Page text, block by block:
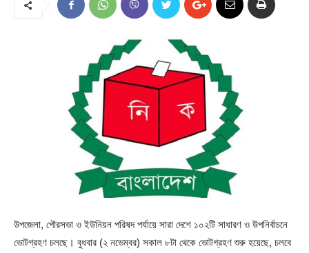
উপজেলা, পৌরসভা ও ইউনিয়ন পরিষদ পর্যায়ে সারা দেশে ১০২টি সাধারণ ও উপনির্বাচনে
ভোটগ্রহণ চলছে। বুধবার (২ নভেম্বর) সকাল ৮টা থেকে ভোটগ্রহণ শুরু হয়েছে, চলবে